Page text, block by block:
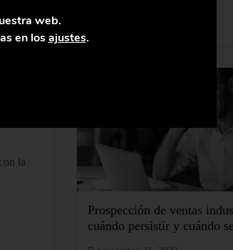
de
la
Prospección de ventas
cuándo persistir y cuándo
web.
en losajustes.